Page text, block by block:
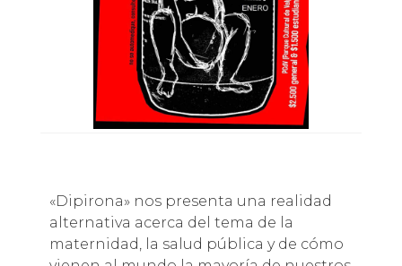
«Dipirona» nos presenta una realidad
alternativa acerca del tema de la
maternidad, la salud pública y de cómo